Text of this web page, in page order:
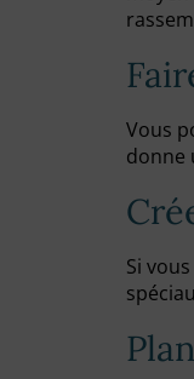
Vous
donne
Si